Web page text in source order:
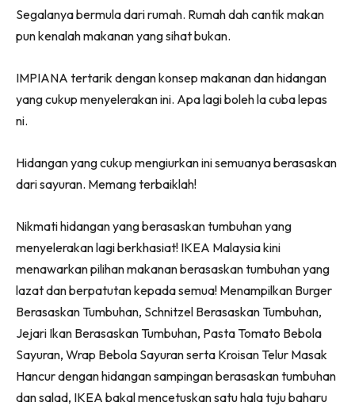
Destinasi
Hotel
Hartanah
High Rise
Beli Di Mana
Ilham Impiana 360
Ilham Impiana Inspirasi Selebriti
Impiana TV
Casa Impiana
Impiana MakeOver
Lahar Dekor
Sembang Dekor
Sembang Laman
Segalanya bermula dari rumah. Rumah dah cantik makan
pun kenalah makanan yang sihat bukan.
IMPIANA tertarik dengan konsep makanan dan hidangan
yang cukup menyelerakan ini. Apa lagi boleh la cuba lepas
ni.
Hidangan yang cukup mengiurkan ini semuanya berasaskan
dari sayuran. Memang terbaiklah!
Nikmati hidangan yang berasaskan tumbuhan yang
menyelerakan lagi berkhasiat! IKEA Malaysia kini
menawarkan pilihan makanan berasaskan tumbuhan yang
lazat dan berpatutan kepada semua! Menampilkan Burger
Berasaskan Tumbuhan, Schnitzel Berasaskan Tumbuhan,
Jejari Ikan Berasaskan Tumbuhan, Pasta Tomato Bebola
Sayuran, Wrap Bebola Sayuran serta Kroisan Telur Masak
Hancur dengan hidangan sampingan berasaskan tumbuhan
dan salad, IKEA bakal mencetuskan satu hala tuju baharu